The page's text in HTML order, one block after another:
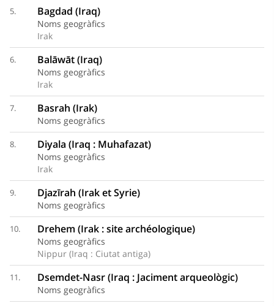
5. Bagdad (Iraq)
Noms geogràfics
Irak
6. Balāwāt (Iraq)
Noms geogràfics
Irak
7. Basrah (Irak)
Noms geogràfics
8. Diyala (Iraq : Muhafazat)
Noms geogràfics
Irak
9. Djazīrah (Irak et Syrie)
Noms geogràfics
10. Drehem (Irak : site archéologique)
Noms geogràfics
Nippur (Iraq : Ciutat antiga)
11. Dsemdet-Nasr (Iraq : Jaciment arqueològic)
Noms geogràfics